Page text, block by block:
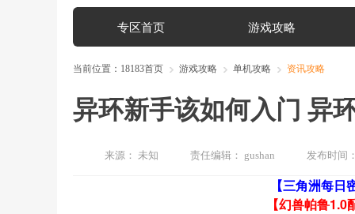
专区首页 游戏攻略
当前位置： 18183首页 游戏攻略 单机攻略 资讯攻略
异环新手该如何入门 异
来源： 未知 责任编辑： gushan 发布时间
【三角洲每日
【幻兽帕鲁1.0